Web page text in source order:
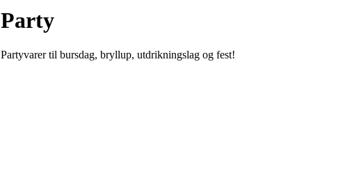
Party
Partyvarer til bursdag, bryllup, utdrikningslag og fest!